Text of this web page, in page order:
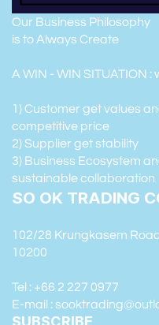
Our Business Philosophy
is to Always Create
A WIN - WIN SITUATION :
1) Customer get values
competitive price
2) Supplier get stability
3) Business Ecosystem
sustainable collaboration
SO OK TRADING
102/28 Krungkasem
10200
Tel : +66 2 227 0977
E-mail :
SUBSCRIBE